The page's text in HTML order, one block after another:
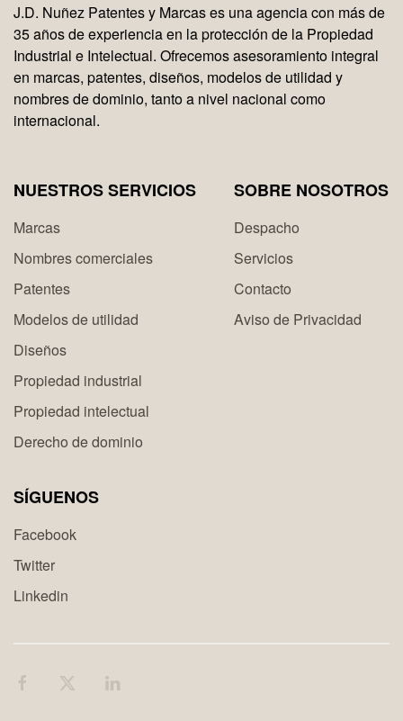
J.D. Nuñez Patentes y Marcas es una agencia con más de
35 años de experiencia en la protección de la Propiedad
Industrial e Intelectual. Ofrecemos asesoramiento integral
en marcas, patentes, diseños, modelos de utilidad y
nombres de dominio, tanto a nivel nacional como
internacional.
NUESTROS SERVICIOS
Marcas
Nombres comerciales
Patentes
Modelos de utilidad
Diseños
Propiedad industrial
Propiedad intelectual
Derecho de dominio
SOBRE NOSOTROS
Despacho
Servicios
Contacto
Aviso de Privacidad
SÍGUENOS
Facebook
Twitter
Linkedin